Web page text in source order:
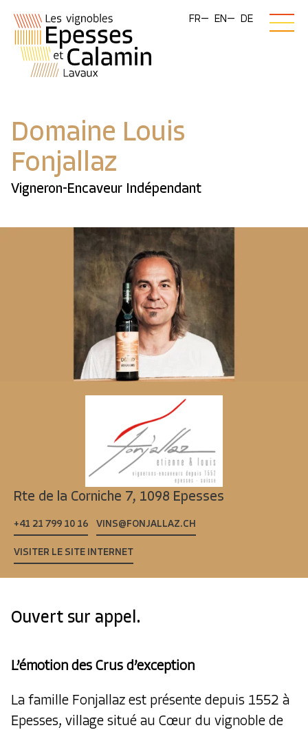
FR EN DE
Domaine Louis
Fonjallaz
Vigneron-Encaveur Indépendant
Rte de la Corniche 7, 1098 Epesses
+41 21 799 10 16 VINS@FONJALLAZ.CH
VISITER LE SITE INTERNET
Ouvert sur appel.
L’émotion des Crus d’exception
La famille Fonjallaz est présente depuis 1552 à
Epesses, village situé au Cœur du vignoble de